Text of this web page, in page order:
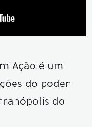
Ação é um
do poder
do